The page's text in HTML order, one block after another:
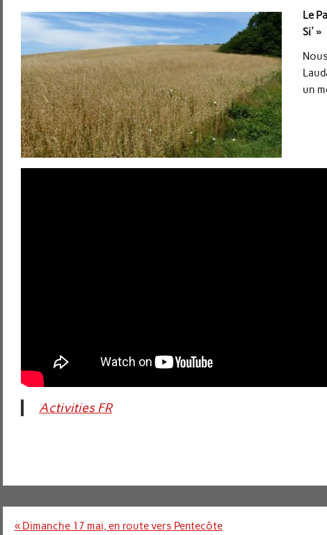
Le
Si' »
un
Activities FR
Navigation
« Dimanche 17 mai, en route vers Pentecôte